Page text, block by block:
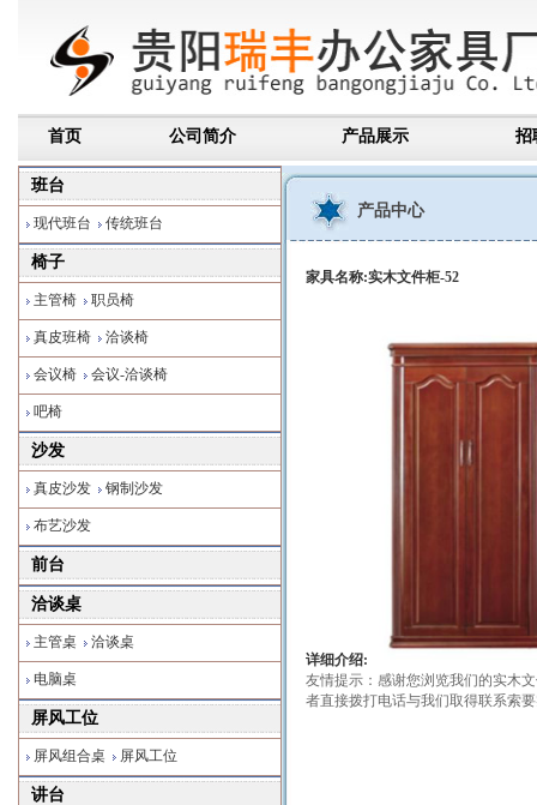
首页 公司简介 产品展示 招
班台
现代班台 传统班台
椅子
主管椅 职员椅
真皮班椅 洽谈椅
会议椅 会议-洽谈椅
吧椅
沙发
真皮沙发 钢制沙发
布艺沙发
前台
洽谈桌
主管桌 洽谈桌
电脑桌
屏风工位
屏风组合桌 屏风工位
讲台
产品中心
家具名称:实木文件柜-52
详细介绍:
友情提示：感谢您浏览我们的实木
者直接拨打电话与我们取得联系索